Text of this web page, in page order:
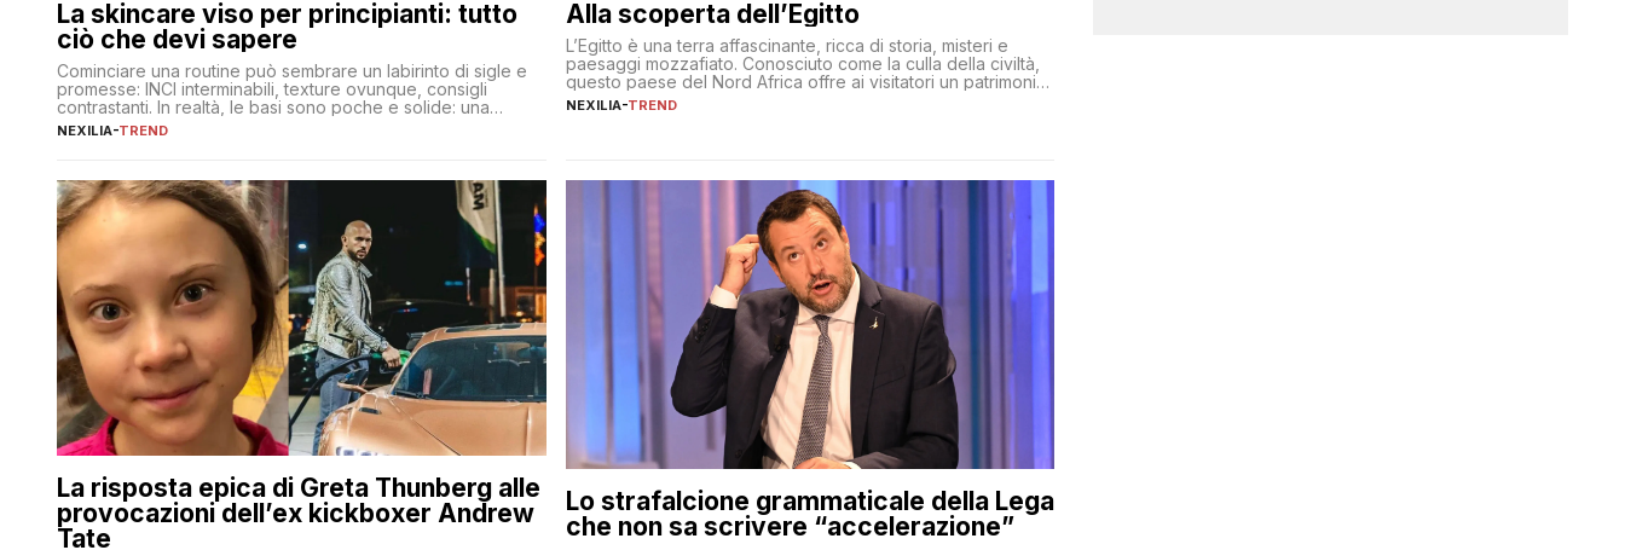
La skincare viso per principianti: tutto
ciò che devi sapere
Cominciare una routine può sembrare un labirinto di sigle e
promesse: INCI interminabili, texture ovunque, consigli
contrastanti. In realtà, le basi sono poche e solide: una
detersione delicata che non impoverisce, un’idratazione
tutto il resto. […]
NEXILIA-TREND
Alla scoperta dell’Egitto
L’Egitto è una terra affascinante, ricca di storia, misteri e
paesaggi mozzafiato. Conosciuto come la culla della civiltà,
questo paese del Nord Africa offre ai visitatori un patrimonio
culturale unico al mondo. Attraverso i millenni, l’Egitto è stato
NEXILIA-TREND
La risposta epica di Greta Thunberg alle
provocazioni dell’ex kickboxer Andrew
Tate
Lo strafalcione grammaticale della Lega
che non sa scrivere “accelerazione”